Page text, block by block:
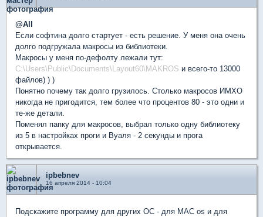
@All
Если софтина долго стартует - есть решение. У меня она очень
долго подгружала макросы из библиотеки.
Макросы у меня по-дефолту лежали тут:
C:\Users\Public\Documents\Layout60\MAKROS и всего-то 13000
файлов) ) )
Понятно почему так долго грузилось. Столько макросов ИМХО
никогда не пригодится, тем более что процентов 80 - это одни и
те-же детали.
Поменял папку для макросов, выбрал только одну библиотеку
из 5 в настройках проги и Вуаля - 2 секунды и прога
открывается.
ipbebnev
16 апреля 2014 - 10:04
Подскажите программу для других ОС - для MAC os и для